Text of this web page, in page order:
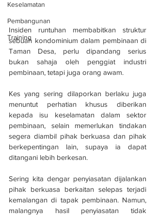
Keselamatan
Pembangunan
Training
Insiden runtuhan membabitkan struktur
sebuah kondominium dalam pembinaan di
Taman Desa, perlu dipandang serius
bukan sahaja oleh penggiat industri
pembinaan, tetapi juga orang awam.
Kes yang sering dilaporkan berlaku juga
menuntut perhatian khusus diberikan
kepada isu keselamatan dalam sektor
pembinaan, selain memerlukan tindakan
segera diambil pihak berkuasa dan pihak
berkepentingan lain, supaya ia dapat
ditangani lebih berkesan.
Sering kita dengar penyiasatan dijalankan
pihak berkuasa berkaitan selepas terjadi
kemalangan di tapak pembinaan. Namun,
malangnya hasil penyiasatan tidak